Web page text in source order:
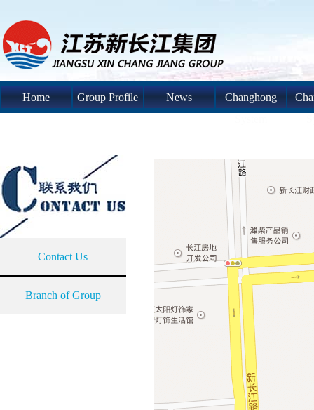
Home Group Profile News
Changhong
Contact Us
Branch of Group